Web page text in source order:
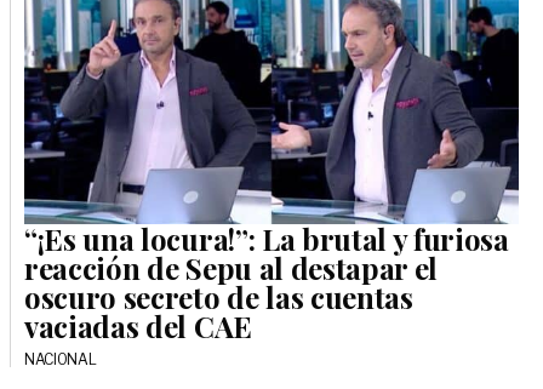
“¡Es una locura!”: La brutal y furiosa
reacción de Sepu al destapar el
oscuro secreto de las cuentas
vaciadas del CAE
NACIONAL